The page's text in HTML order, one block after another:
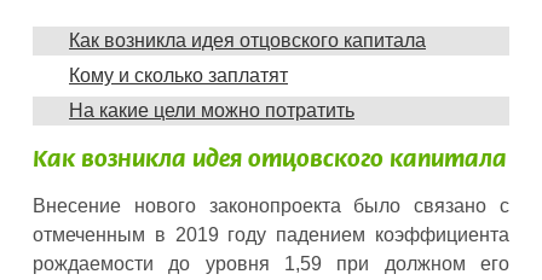
Как возникла идея отцовского капитала
Кому и сколько заплатят
На какие цели можно потратить
Как возникла идея отцовского капитала
Внесение нового законопроекта было связано с
отмеченным в 2019 году падением коэффициента
рождаемости до уровня 1,59 при должном его